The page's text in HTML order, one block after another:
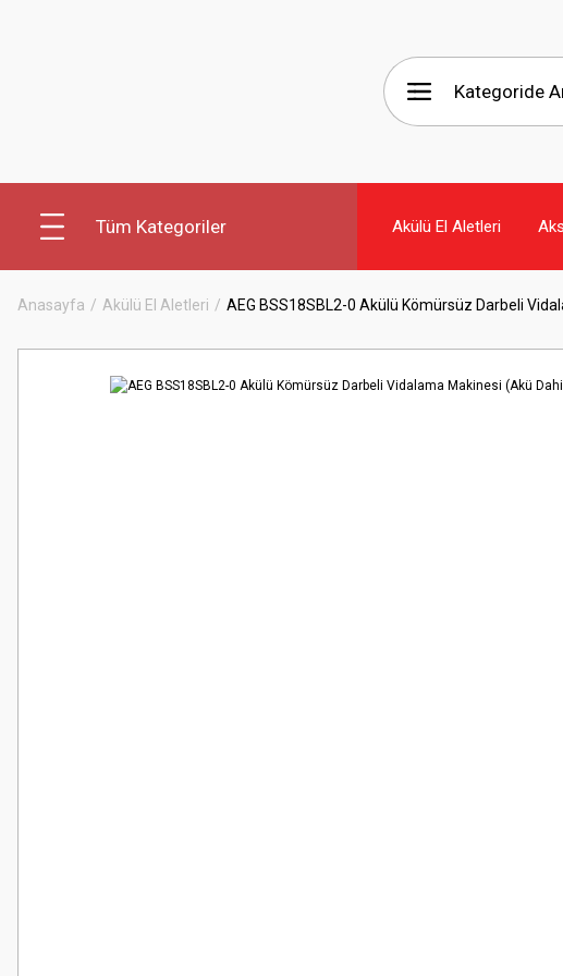
Tüm Kategoriler Akülü El Aletleri
Anasayfa Akülü El Aletleri AEG BSS18SBL2-0 Akülü Kömürsüz Darbeli